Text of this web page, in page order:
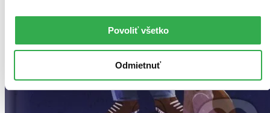
Povoliť všetko
Odmietnuť